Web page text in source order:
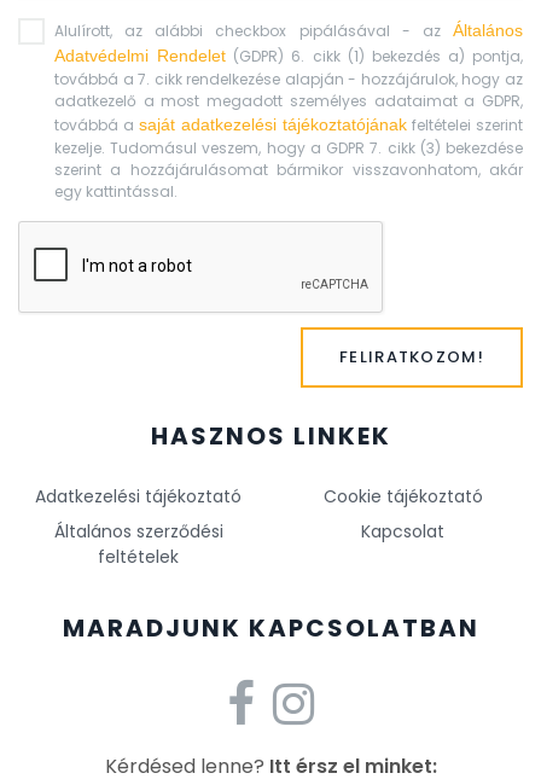
Alulírott, az alábbi checkbox pipálásával - az Általános
Adatvédelmi Rendelet (GDPR) 6. cikk (1) bekezdés a) pontja,
továbbá a 7. cikk rendelkezése alapján - hozzájárulok, hogy az
adatkezelő a most megadott személyes adataimat a GDPR,
továbbá a saját adatkezelési tájékoztatójának feltételei szerint
kezelje. Tudomásul veszem, hogy a GDPR 7. cikk (3) bekezdése
szerint a hozzájárulásomat bármikor visszavonhatom, akár
egy kattintással.
FELIRATKOZOM!
HASZNOS LINKEK
Adatkezelési tájékoztató
Cookie tájékoztató
Általános szerződési
feltételek
Kapcsolat
MARADJUNK KAPCSOLATBAN
Kérdésed lenne? Itt érsz el minket: